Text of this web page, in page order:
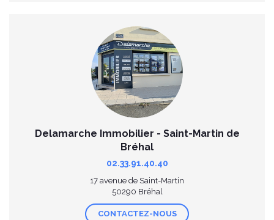
Delamarche Immobilier - Saint-Martin de
Bréhal
02.33.91.40.40
17 avenue de Saint-Martin
50290 Bréhal
CONTACTEZ-NOUS